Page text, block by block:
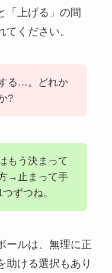
「上げる」の間
ください。
る…。どれか
?
もう決まって
→止まって手
ずつね。
ールは、無理に正
助ける選択もあり